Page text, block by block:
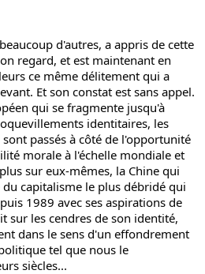
d'autres, a appris de cette
regard, et est maintenant en
ce même délitement qui a
Et son constat est sans appel.
qui se fragmente jusqu'à
identitaires, les
passés à côté de l'opportunité
morale à l'échelle mondiale et
sur eux-mêmes, la Chine qui
du capitalisme le plus débridé qui
1989 avec ses aspirations de
sur les cendres de son identité,
dans le sens d'un effondrement
tel que nous le
siècles...